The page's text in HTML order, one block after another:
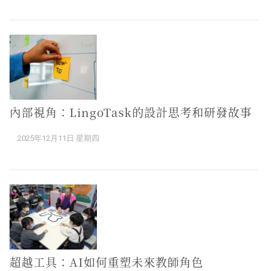
內部視角：LingoTask的設計思考和研發故事
2025年12月11日 星期四
超越工具：AI如何重塑未來教師角色